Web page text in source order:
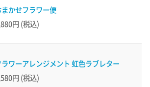
まかせフラワー便
円 (税込)
ラワーアレンジメント 虹色ラブレター
円 (税込)